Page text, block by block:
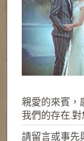
親愛的來賓，
我們的存在.
請留言或事先